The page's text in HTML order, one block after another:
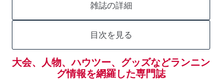
雑誌の詳細
目次を見る
大会、人物、ハウツー、グッズなどランニン
グ情報を網羅した専門誌